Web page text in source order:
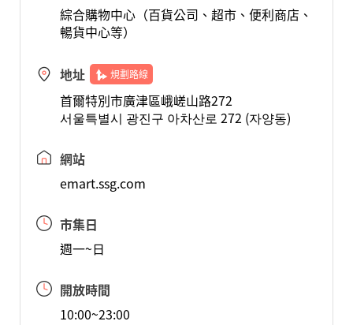
綜合購物中心（百貨公司、超市、便利商店、
暢貨中心等）
地址 規劃路線
首爾特別市廣津區峨嵯山路272
서울특별시 광진구 아차산로 272 (자양동)
網站
emart.ssg.com
市集日
週一~日
開放時間
10:00~23:00